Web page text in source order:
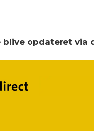
blive opdateret via